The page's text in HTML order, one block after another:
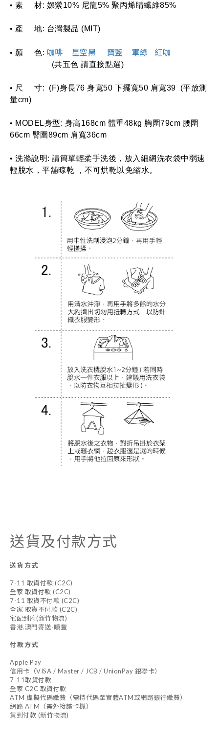
• 素     材: 嫘縈10% 尼龍5% 聚丙烯睛纖維85%
• 產     地: 台灣製品 (MIT)
• 顏     色: 咖啡 星空黑 寶藍 軍綠 紅咖
(共五色 請直接點選)
• 尺     寸:  (F)身長76 身寬50 下擺寬50 肩寬39  (平放測
量cm)
• MODEL身型: 身高168cm 體重48kg 胸圍79cm 腰圍
66cm 臀圍89cm 肩寬36cm
• 洗滌說明: 請簡單輕柔手洗後，放入細網洗衣袋中弱速
輕脫水，平舖晾乾 ，不可烘乾以免縮水。
送貨及付款方式
送貨方式
7-11 取貨付款 (C2C)
全家 取貨付款 (C2C)
7-11 取貨不付款 (C2C)
全家 取貨不付款 (C2C)
宅配到府(新竹物流)
香港.澳門寄送-順豐
付款方式
Apple Pay
信用卡（VISA / Master / JCB / UnionPay 銀聯卡）
7-11取貨付款
全家 C2C 取貨付款
ATM 虛擬代碼繳費（需持代碼至實體ATM或網路銀行繳費）
網路 ATM（需外接讀卡機）
貨到付款 (新竹物流)